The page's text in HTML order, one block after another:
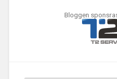
Bloggen